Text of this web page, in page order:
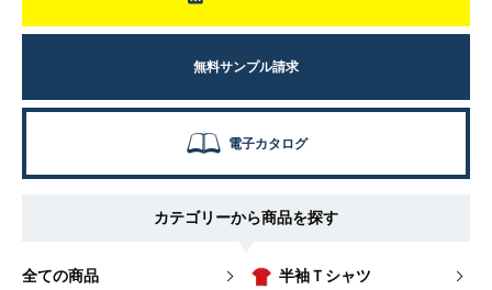
無料サンプル請求
電子カタログ
カテゴリーから商品を探す
全ての商品 半袖Ｔシャツ